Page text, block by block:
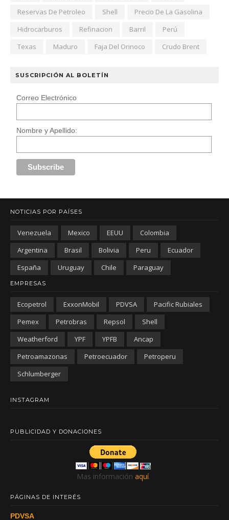
Reservas De Petroleo
Shell
Precio De La Gasolina
Hidrocarburos
Refinacion Barril
Perú
Texas
Maduro Faja Del Orinoco Crudo Brent
SUSCRIPCIÓN AL BOLETÍN
Correo Electrónico
Nombre y Apellido:
NOTICIAS POR PAÍSES
Venezuela Mexico EEUU
Colombia
Argentina
Brasil Bolivia Peru
Ecuador
España
Uruguay Chile Paraguay
EMPRESAS
Ecopetrol ExxonMobil PDVSA
Pacific Rubiales
Pemex
Petrobras Repsol
Shell
Weatherford
YPF YPFB
Ancap
Petroamazonas
Petroecuador
Petroperu
Schlumberger
INSTAGRAM
PUBLICIDAD Y DONACIONES
Mas información aquí.
PÁGINAS DE INTERÉS
PDVSA